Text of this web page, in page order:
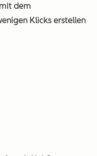
dem
Klicks erstellen